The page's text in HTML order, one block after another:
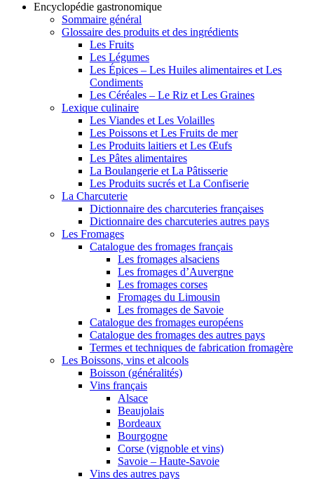
Encyclopédie gastronomique
Sommaire général
Glossaire des produits et des ingrédients
Les Fruits
Les Légumes
Les Épices – Les Huiles alimentaires et Les
Condiments
Les Céréales – Le Riz et Les Graines
Lexique culinaire
Les Viandes et Les Volailles
Les Poissons et Les Fruits de mer
Les Produits laitiers et Les Œufs
Les Pâtes alimentaires
La Boulangerie et La Pâtisserie
Les Produits sucrés et La Confiserie
La Charcuterie
Dictionnaire des charcuteries françaises
Dictionnaire des charcuteries autres pays
Les Fromages
Catalogue des fromages français
Les fromages alsaciens
Les fromages d’Auvergne
Les fromages corses
Fromages du Limousin
Les fromages de Savoie
Catalogue des fromages européens
Catalogue des fromages des autres pays
Termes et techniques de fabrication fromagère
Les Boissons, vins et alcools
Boisson (généralités)
Vins français
Alsace
Beaujolais
Bordeaux
Bourgogne
Corse (vignoble et vins)
Savoie – Haute-Savoie
Vins des autres pays